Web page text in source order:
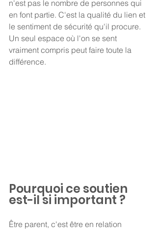
n'est pas le nombre de personnes qui
en font partie. C'est la qualité du lien et
le sentiment de sécurité qu'il procure.
Un seul espace où l'on se sent
vraiment compris peut faire toute la
différence.
Pourquoi ce soutien
est-il si important ?
Être parent, c'est être en relation